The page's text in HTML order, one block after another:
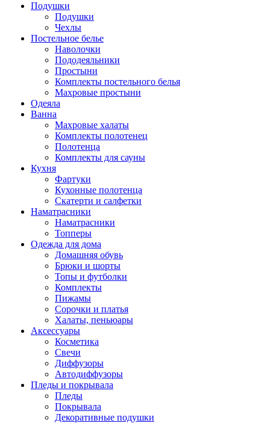
Подушки
Подушки
Чехлы
Постельное белье
Наволочки
Пододеяльники
Простыни
Комплекты постельного белья
Махровые простыни
Одеяла
Ванна
Махровые халаты
Комплекты полотенец
Полотенца
Комплекты для сауны
Кухня
Фартуки
Кухонные полотенца
Скатерти и салфетки
Наматрасники
Наматрасники
Топперы
Одежда для дома
Домашняя обувь
Брюки и шорты
Топы и футболки
Комплекты
Пижамы
Сорочки и платья
Халаты, пеньюары
Аксессуары
Косметика
Свечи
Диффузоры
Автодиффузоры
Пледы и покрывала
Пледы
Покрывала
Декоративные подушки